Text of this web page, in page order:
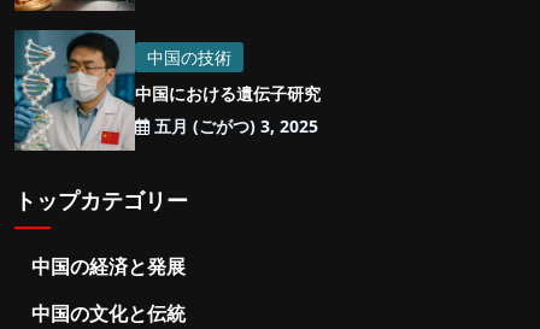
中国の技術
中国における遺伝子研究
五月 (ごがつ) 3, 2025
トップカテゴリー
中国の経済と発展
中国の文化と伝統